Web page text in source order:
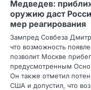
Медведев:
оружию даст
мер реагирования
Зампред Совбеза
что возможность
позволит Москве
предусмотренным
Он также отметил
США и допустил, что